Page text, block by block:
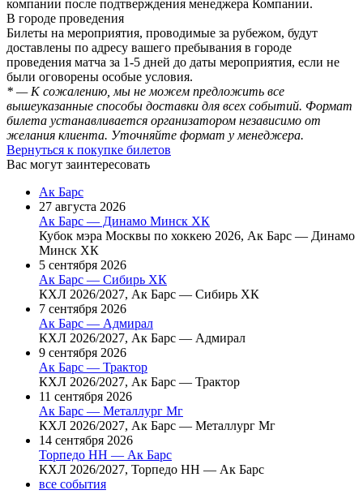
компании после подтверждения менеджера Компании.
В городе проведения
Билеты на мероприятия, проводимые за рубежом, будут
доставлены по адресу вашего пребывания в городе
проведения матча за 1-5 дней до даты мероприятия, если не
были оговорены особые условия.
* — К сожалению, мы не можем предложить все
вышеуказанные способы доставки для всех событий. Формат
билета устанавливается организатором независимо от
желания клиента. Уточняйте формат у менеджера.
Вернуться к покупке билетов
Вас могут заинтересовать
Ак Барс
27 августа 2026
Ак Барс — Динамо Минск ХК
Кубок мэра Москвы по хоккею 2026, Ак Барс — Динамо
Минск ХК
5 сентября 2026
Ак Барс — Сибирь ХК
КХЛ 2026/2027, Ак Барс — Сибирь ХК
7 сентября 2026
Ак Барс — Адмирал
КХЛ 2026/2027, Ак Барс — Адмирал
9 сентября 2026
Ак Барс — Трактор
КХЛ 2026/2027, Ак Барс — Трактор
11 сентября 2026
Ак Барс — Металлург Мг
КХЛ 2026/2027, Ак Барс — Металлург Мг
14 сентября 2026
Торпедо НН — Ак Барс
КХЛ 2026/2027, Торпедо НН — Ак Барс
все события